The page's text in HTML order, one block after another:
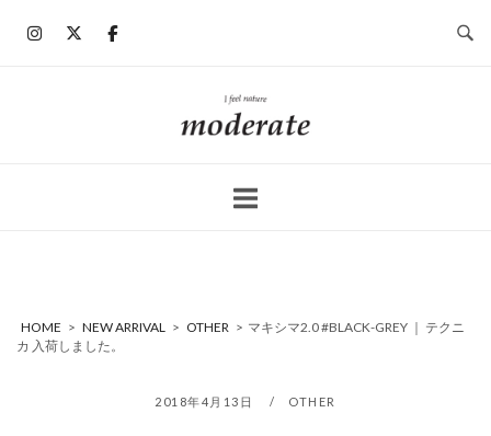
ホ
ー
HOME > NEW ARRIVAL > OTHER > マキシマ2.0 #BLACK-GREY ｜ テクニ
カ 入荷しました。
2018年4月13日 OTHER